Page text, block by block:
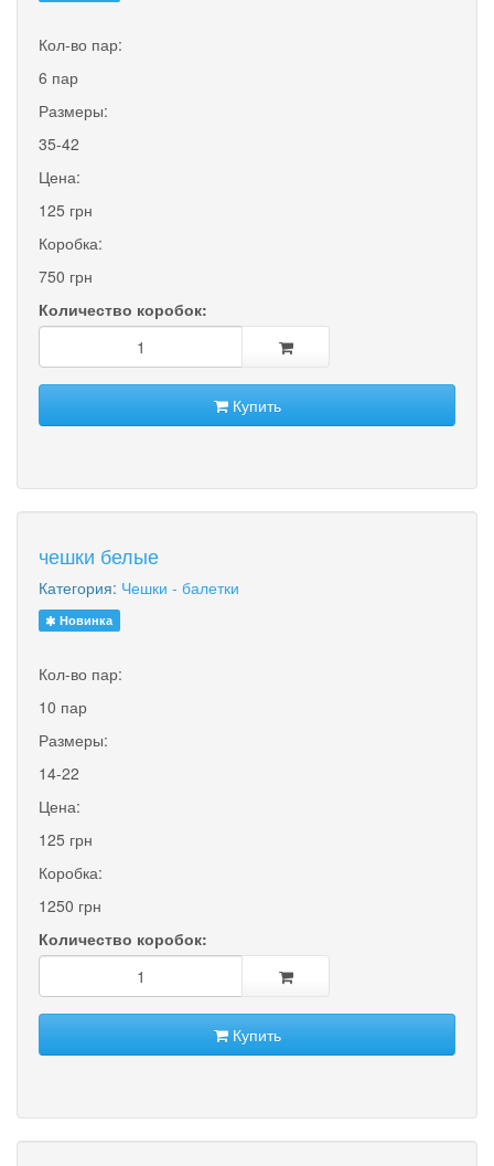
Кол-во пар:
6 пар
Размеры:
35-42
Цена:
125 грн
Коробка:
750 грн
Количество коробок:
Купить
чешки белые
Категория: Чешки - балетки
Новинка
Кол-во пар:
10 пар
Размеры:
14-22
Цена:
125 грн
Коробка:
1250 грн
Количество коробок:
Купить